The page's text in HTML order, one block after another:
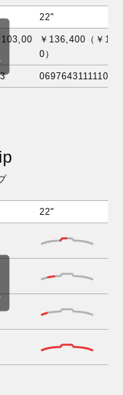
22"
￥136,400（￥
0）
0697643111110
22"